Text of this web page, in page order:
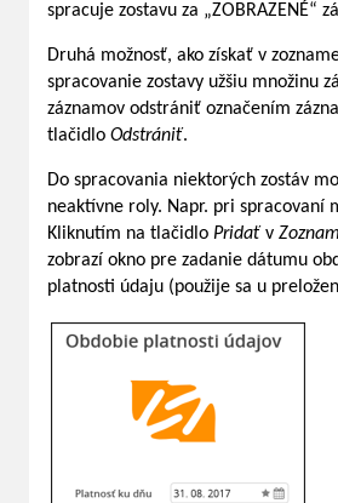
spracuje zostavu za „ZOBRAZENÉ“
Druhá možnosť, ako získať v
spracovanie zostavy užšiu množinu
záznamov odstrániť označením
tlačidlo Odstrániť.
Do spracovania niektorých zostáv
neaktívne roly. Napr. pri spracovaní
Kliknutím na tlačidlo Pridať v
zobrazí okno pre zadanie dátumu
platnosti údaju (použije sa u